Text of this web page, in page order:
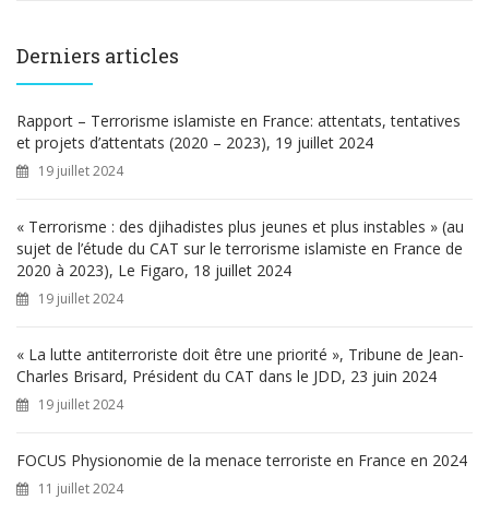
e
h
e
r
Derniers articles
Rapport – Terrorisme islamiste en France: attentats, tentatives
et projets d’attentats (2020 – 2023), 19 juillet 2024
19 juillet 2024
« Terrorisme : des djihadistes plus jeunes et plus instables » (au
sujet de l’étude du CAT sur le terrorisme islamiste en France de
2020 à 2023), Le Figaro, 18 juillet 2024
19 juillet 2024
« La lutte antiterroriste doit être une priorité », Tribune de Jean-
Charles Brisard, Président du CAT dans le JDD, 23 juin 2024
19 juillet 2024
FOCUS Physionomie de la menace terroriste en France en 2024
11 juillet 2024